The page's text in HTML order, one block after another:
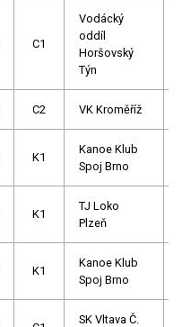
C1
Vodácký
oddíl
Horšovský
Týn
C2 VK Kroměříž
K1
Kanoe Klub
Spoj Brno
K1
TJ Loko
Plzeň
K1
Kanoe Klub
Spoj Brno
SK Vltava Č.